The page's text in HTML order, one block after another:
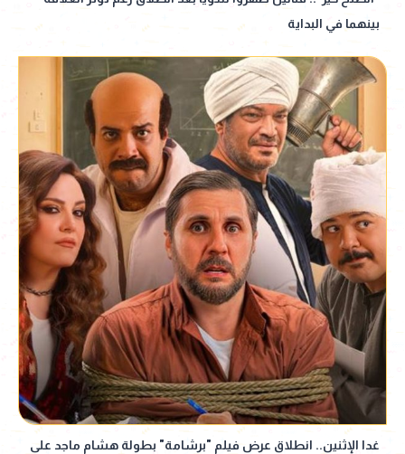
بينهما في البداية
غدا الإثنين.. انطلاق عرض فيلم "برشامة" بطولة هشام ماجد على